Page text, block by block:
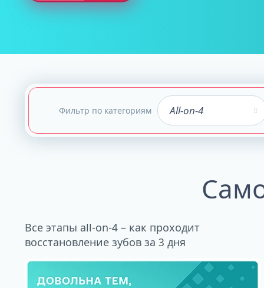
ALL-ON-4
ALL-ON-6
ALL-ON-8
Все Зубы за 1
Pro Arch на 4 -
Фильтр по категориям All-on-4
Все этапы all-on-4 – как проходит
восстановление зубов за 3 дня